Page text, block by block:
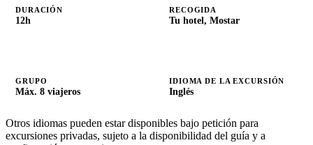
DURACIÓN
12h
RECOGIDA
Tu hotel, Mostar
GRUPO
Máx. 8 viajeros
IDIOMA DE LA EXCURSIÓN
Inglés
Otros idiomas pueden estar disponibles bajo petición para
excursiones privadas, sujeto a la disponibilidad del guía y a